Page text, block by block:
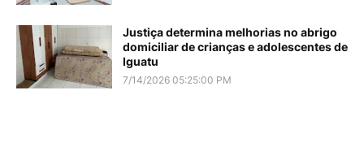
Justiça determina melhorias no abrigo
domiciliar de crianças e adolescentes de
Iguatu
7/14/2026 05:25:00 PM